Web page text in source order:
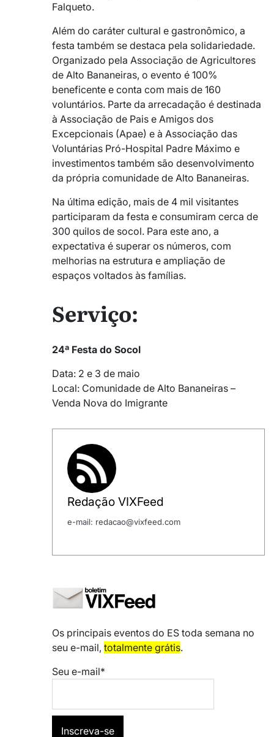
Falqueto.
Além do caráter cultural e gastronômico, a
festa também se destaca pela solidariedade.
Organizado pela Associação de Agricultores
de Alto Bananeiras, o evento é 100%
beneficente e conta com mais de 160
voluntários. Parte da arrecadação é destinada
à Associação de Pais e Amigos dos
Excepcionais (Apae) e à Associação das
Voluntárias Pró-Hospital Padre Máximo e
investimentos também são desenvolvimento
da própria comunidade de Alto Bananeiras.
Na última edição, mais de 4 mil visitantes
participaram da festa e consumiram cerca de
300 quilos de socol. Para este ano, a
expectativa é superar os números, com
melhorias na estrutura e ampliação de
espaços voltados às famílias.
Serviço:
24ª Festa do Socol
Data: 2 e 3 de maio
Local: Comunidade de Alto Bananeiras –
Venda Nova do Imigrante
Redação VIXFeed
e-mail: redacao@vixfeed.com
Os principais eventos do ES toda semana no
seu e-mail, totalmente grátis.
Seu e-mail*